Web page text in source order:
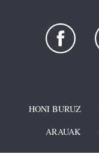
HONI BURUZ
ARAUAK